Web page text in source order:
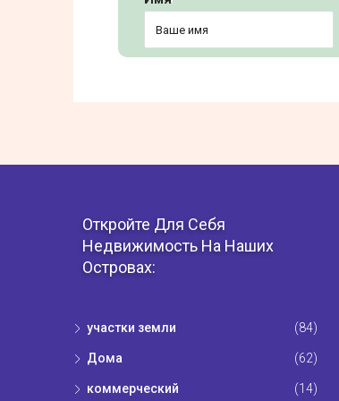
Откройте Для Себя
Недвижимость На Наших
Островах:
участки земли (84)
Дома (62)
коммерческий (14)